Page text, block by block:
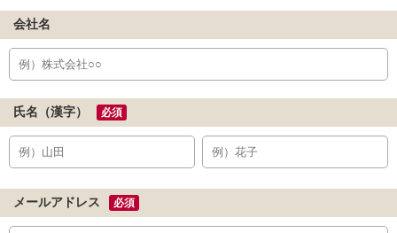
会社名
氏名（漢字） 必須
メールアドレス 必須